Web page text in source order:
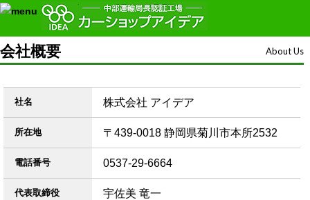
会社概要 About Us
社名 株式会社 アイデア
所在地 〒439-0018 静岡県菊川市本所2532
電話番号 0537-29-6664
代表取締役 宇佐美 竜一